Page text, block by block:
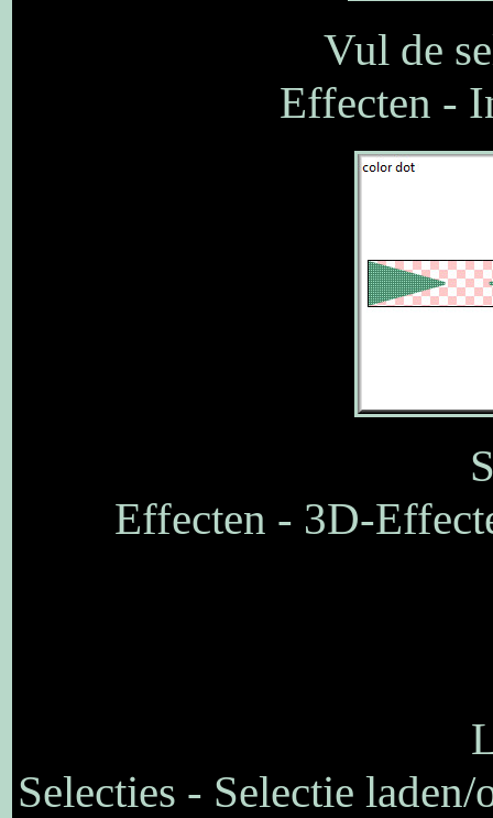
Vul de
Effecten -
Effecten - 3D-
Selecties - Selectie